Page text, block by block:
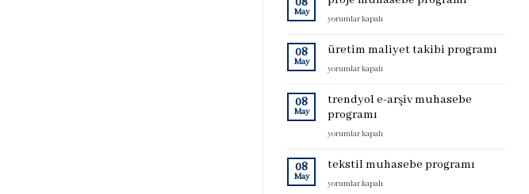
May
proje
programı
yorumlar kapalı
08
May
üretim maliyet takibi programı
üretim
takibi
için
yorumlar kapalı
08
May
trendyol e-arşiv muhasebe
programı
trendyol
arşiv
programı
yorumlar kapalı
08
May
tekstil muhasebe programı
tekstil
yorumlar kapalı